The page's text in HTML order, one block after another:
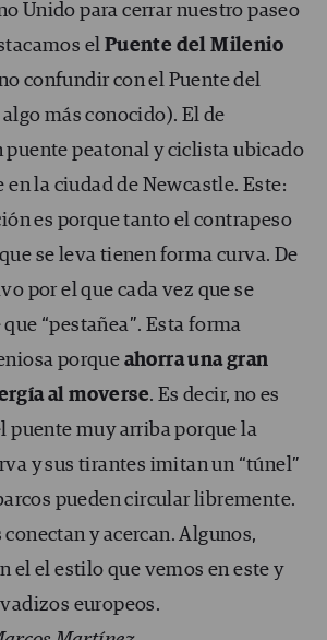
Unido para cerrar nuestro paseo
el Puente del Milenio
confundir con el Puente del
más conocido). El de
puente peatonal y ciclista ubicado
en la ciudad de Newcastle. Este:
es porque tanto el contrapeso
se leva tienen forma curva. De
por el que cada vez que se
“pestañea”. Esta forma
porque ahorra una gran
al moverse. Es decir, no es
puente muy arriba porque la
y sus tirantes imitan un “túnel”
pueden circular libremente.
y acercan. Algunos,
el el estilo que vemos en este y
europeos.